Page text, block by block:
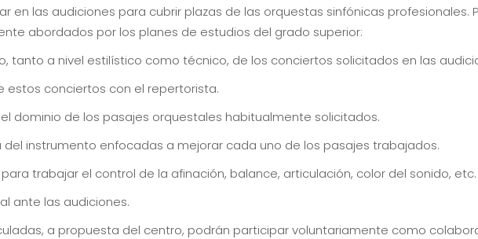
en las audiciones para cubrir plazas de las orquestas sinfónicas profesionales.
abordados por los planes de estudios del grado superior:
tanto a nivel estilístico como técnico, de los conciertos solicitados en las
estos conciertos con el repertorista.
dominio de los pasajes orquestales habitualmente solicitados.
instrumento enfocadas a mejorar cada uno de los pasajes trabajados.
trabajar el control de la afinación, balance, articulación, color del sonido, etc.
ante las audiciones.
a propuesta del centro, podrán participar voluntariamente como